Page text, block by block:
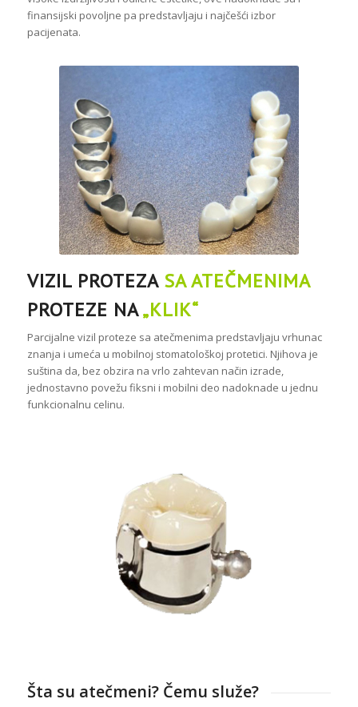
finansijski povoljne pa predstavljaju i najčešći izbor
pacijenata.
VIZIL PROTEZA SA ATEČMENIMA
PROTEZE NA„KLIK“
Parcijalne vizil proteze sa atečmenima predstavljaju vrhunac
znanja i umeća u mobilnoj stomatološkoj protetici. Njihova je
suština da, bez obzira na vrlo zahtevan način izrade,
jednostavno povežu fiksni i mobilni deo nadoknade u jednu
funkcionalnu celinu.
Šta su atečmeni? Čemu služe?